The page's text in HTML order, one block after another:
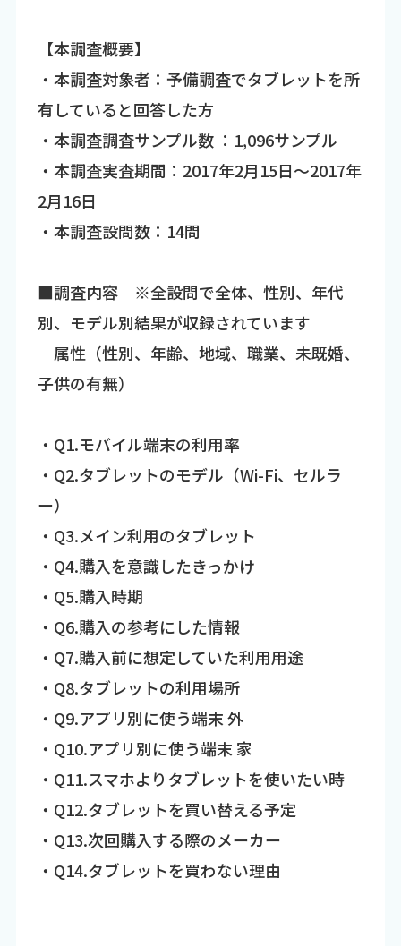
【本調査概要】
・本調査対象者：予備調査でタブレットを所
有していると回答した方
・本調査調査サンプル数 ：1,096サンプル
・本調査実査期間：2017年2月15日～2017年
2月16日
・本調査設問数：14問
■調査内容 ※全設問で全体、性別、年代
別、モデル別結果が収録されています
属性（性別、年齢、地域、職業、未既婚、
子供の有無）
・Q1.モバイル端末の利用率
・Q2.タブレットのモデル（Wi-Fi、セルラ
ー）
・Q3.メイン利用のタブレット
・Q4.購入を意識したきっかけ
・Q5.購入時期
・Q6.購入の参考にした情報
・Q7.購入前に想定していた利用用途
・Q8.タブレットの利用場所
・Q9.アプリ別に使う端末 外
・Q10.アプリ別に使う端末 家
・Q11.スマホよりタブレットを使いたい時
・Q12.タブレットを買い替える予定
・Q13.次回購入する際のメーカー
・Q14.タブレットを買わない理由